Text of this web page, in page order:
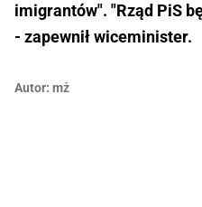
imigrantów". "Rząd PiS
- zapewnił wiceminister.
Autor: mż